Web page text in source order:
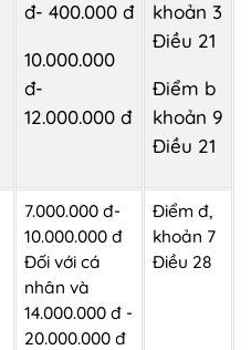
đ- 400.000 đ
10.000.000
đ-
12.000.000 đ
khoản 3
Điều 21
Điểm b
khoản 9
Điều 21
7.000.000 đ-
10.000.000 đ
Đối với cá
nhân và
14.000.000 đ -
20.000.000 đ
Điểm đ,
khoản 7
Điều 28